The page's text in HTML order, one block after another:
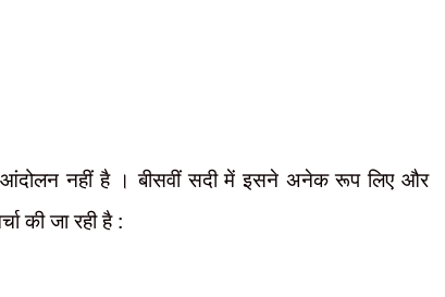
आंदोलन नहीं है । बीसवीं सदी में इसने अनेक रूप लिए और
की जा रही है :